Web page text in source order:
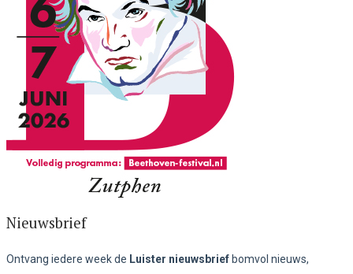
Nieuwsbrief
Ontvang iedere week de Luister nieuwsbrief bomvol nieuws,